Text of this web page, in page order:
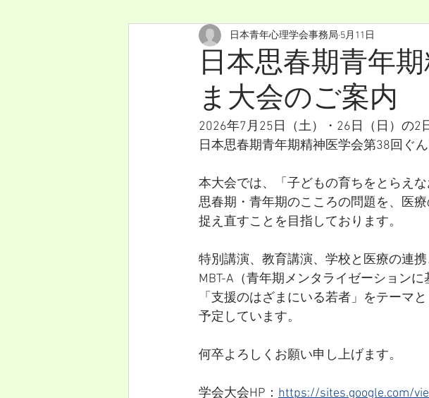
日本思春期青年
ま大会のご案内
日本青年心理学会事務局 5月11日
2026年7月25日（土）・26日（日）の2
日本思春期青年期精神医学会第38回ぐ
本大会では、「子どもの育ちをとらえ
思春期・青年期のこころの問題を、医
捉え直すことを目指しております。
特別講演、教育講演、学校と医療の連
MBT-A（青年期メンタライゼーション
「支援のはざまにいる若者」をテーマ
予定しています。
何卒よろしくお願い申し上げます。
学会大会HP： https://sites.google.com/